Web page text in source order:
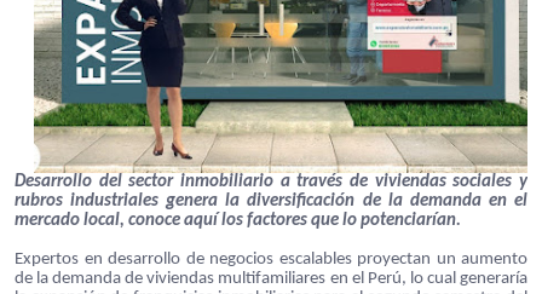
Desarrollo del sector inmobiliario a través de viviendas sociales y
rubros industriales genera la diversificación de la demanda en el
mercado local, conoce aquí los factores que lo potenciarían.
Expertos en desarrollo de negocios escalables proyectan un aumento
de la demanda de viviendas multifamiliares en el Perú, lo cual generaría